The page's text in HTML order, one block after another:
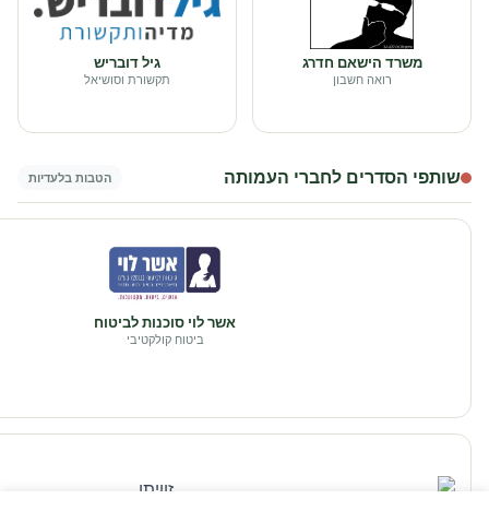
משרד הישאם חדרג
רואה חשבון
גיל דובריש
תקשורת וסושיאל
שותפי הסדרים לחברי העמותה הטבות בלעדיות
אשר לוי סוכנות לביטוח
ביטוח קולקטיבי